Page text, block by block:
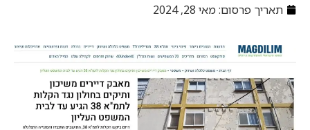
תאריך פרסום:מאי 28, 2024